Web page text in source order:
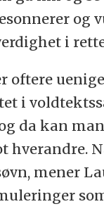
og
i
oftere
i
da kan
hverandre.
mener